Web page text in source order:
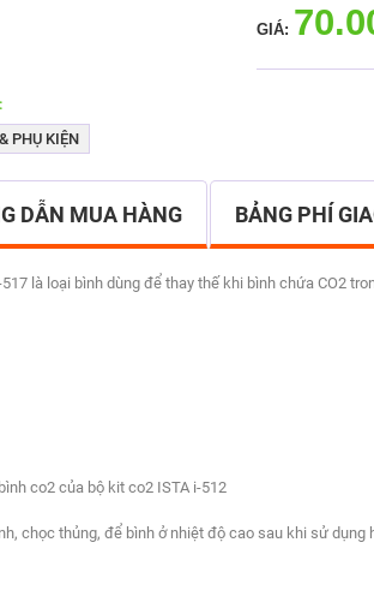
GIÁ:
PHỤ KIỆN
DẪN MUA HÀNG BẢNG PHÍ
là loại bình dùng để thay thế khi bình chứa CO2
co2 của bộ kit co2 ISTA i-512
chọc thủng, để bình ở nhiệt độ cao sau khi sử dụng